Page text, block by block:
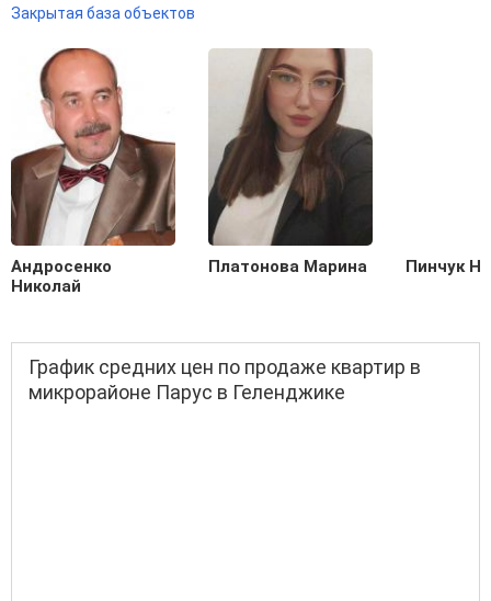
Закрытая база объектов
Андросенко
Николай
Платонова Марина Пинчук
График средних цен по продаже квартир в
микрорайоне Парус в Геленджике